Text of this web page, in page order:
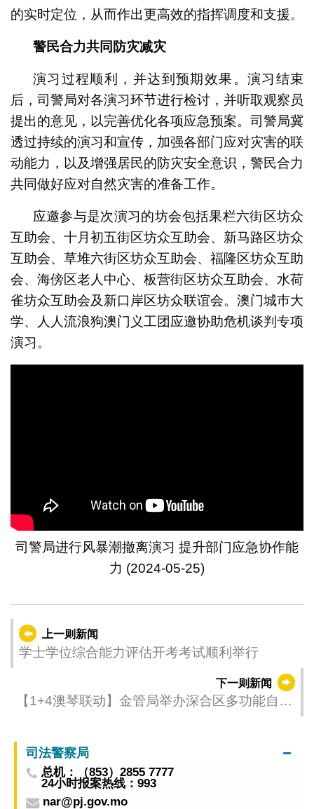
的实时定位，从而作出更高效的指挥调度和支援。
警民合力共同防灾减灾
演习过程顺利，并达到预期效果。演习结束
后，司警局对各演习环节进行检讨，并听取观察员
提出的意见，以完善优化各项应急预案。司警局冀
透过持续的演习和宣传，加强各部门应对灾害的联
动能力，以及增强居民的防灾安全意识，警民合力
共同做好应对自然灾害的准备工作。
应邀参与是次演习的坊会包括果栏六街区坊众
互助会、十月初五街区坊众互助会、新马路区坊众
互助会、草堆六街区坊众互助会、福隆区坊众互助
会、海傍区老人中心、板营街区坊众互助会、水荷
雀坊众互助会及新口岸区坊众联谊会。澳门城巿大
学、人人流浪狗澳门义工团应邀协助危机谈判专项
演习。
司警局进行风暴潮撤离演习 提升部门应急协作能
力 (2024-05-25)
上一则新闻
学士学位综合能力评估开考考试顺利举行
下一则新闻
【1+4澳琴联动】金管局举办深合区多功能自由
司法警察局
总机：（853）2855 7777
24小时报案热线：993
nar@pj.gov.mo